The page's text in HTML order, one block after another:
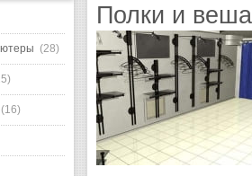
(28)
(16)
Полки и